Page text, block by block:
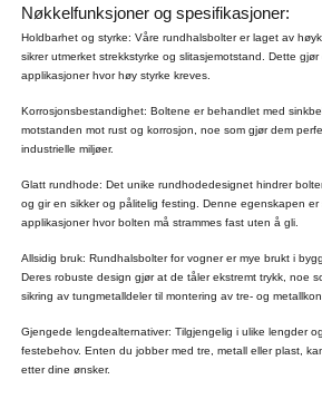
Nøkkelfunksjoner og spesifikasjoner:
Holdbarhet og styrke: Våre rundhalsbolter er laget av
sikrer utmerket strekkstyrke og slitasjemotstand. Dette
applikasjoner hvor høy styrke kreves.
Korrosjonsbestandighet: Boltene er behandlet med
motstanden mot rust og korrosjon, noe som gjør dem
industrielle miljøer.
Glatt rundhode: Det unike rundhodedesignet hindrer
og gir en sikker og pålitelig festing. Denne egenskapen er
applikasjoner hvor bolten må strammes fast uten å gli.
Allsidig bruk: Rundhalsbolter for vogner er mye brukt i
Deres robuste design gjør at de tåler ekstremt trykk, noe
sikring av tungmetalldeler til montering av tre- og
Gjengede lengdealternativer: Tilgjengelig i ulike lengder
festebehov. Enten du jobber med tre, metall eller plast,
etter dine ønsker.